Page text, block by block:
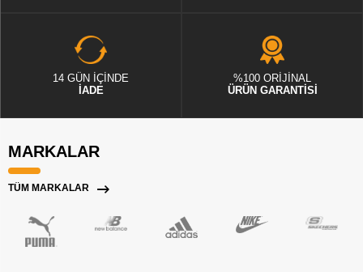
14 GÜN İÇİNDE
İADE
%100 ORİJİNAL
ÜRÜN GARANTİSİ
MARKALAR
TÜM MARKALAR